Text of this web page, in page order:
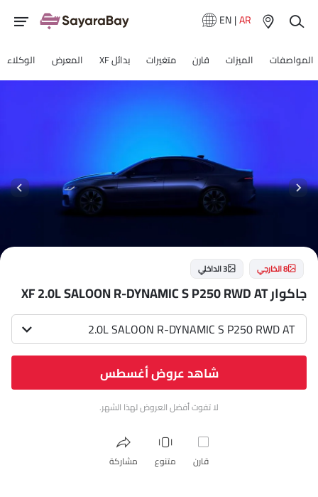
EN|AR
المواصفات الميزات قارن متغيرات بدائل XF المعرض الوكلاء
8 الخارجي 3 الداخلي
جاكوار XF 2.0L SALOON R-DYNAMIC S P250 RWD AT
2.0L SALOON R-DYNAMIC S P250 RWD AT
شاهد عروض أغسطس
لا تفوت أفضل العروض لهذا الشهر.
قارن متنوع مشاركة